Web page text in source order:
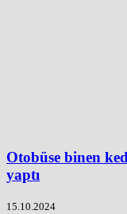
Otobüse binen
yaptı
15.10.2024